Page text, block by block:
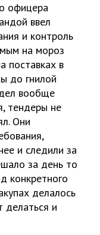
офицера
ввел
и контроль
на мороз
поставках в
до гнилой
вообще
тендеры не
Они
и следили за
за день то
конкретного
делалось
делаться и